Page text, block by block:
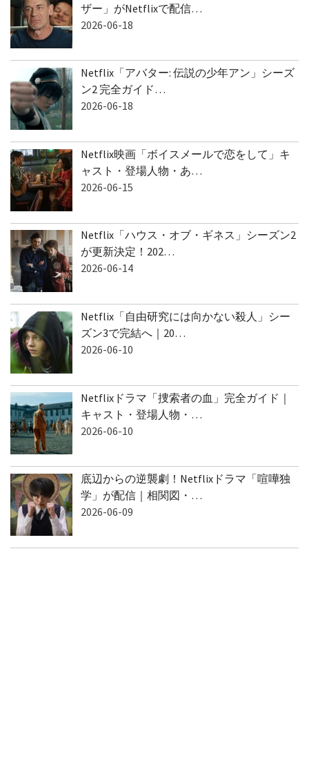
ザー」がNetflixで配信…
2026-06-18
Netflix「アバター: 伝説の少年アン」シーズ
ン2 完全ガイド…
2026-06-18
Netflix映画「ボイスメールで恋をして」キ
ャスト・登場人物・あ…
2026-06-15
Netflix「ハウス・オブ・ギネス」シーズン2
が更新決定！202…
2026-06-14
Netflix「自由研究には向かない殺人」シー
ズン3で完結へ｜20…
2026-06-10
Netflixドラマ「捜索者の血」完全ガイド｜
キャスト・登場人物・…
2026-06-10
底辺からの逆襲劇！Netflixドラマ「喧嘩独
学」が配信｜相関図・…
2026-06-09